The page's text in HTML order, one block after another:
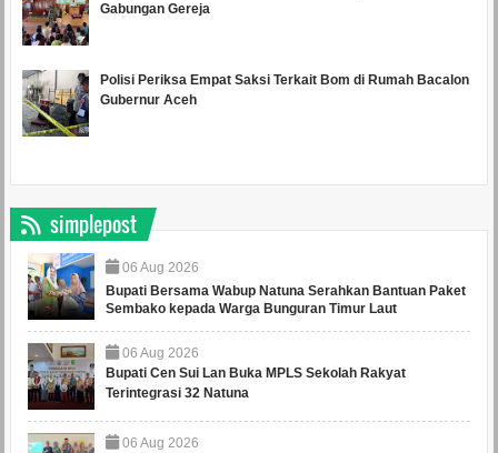
Gabungan Gereja
Polisi Periksa Empat Saksi Terkait Bom di Rumah Bacalon
Gubernur Aceh
simplepost
06 Aug 2026
Bupati Bersama Wabup Natuna Serahkan Bantuan Paket
Sembako kepada Warga Bunguran Timur Laut
06 Aug 2026
Bupati Cen Sui Lan Buka MPLS Sekolah Rakyat
Terintegrasi 32 Natuna
06 Aug 2026